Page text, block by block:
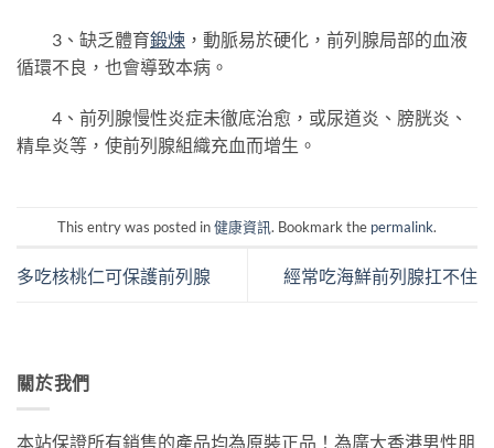
3、缺乏體育鍛煉 ，動脈易於硬化，前列腺局部的血液
循環不良，也會導致本病。
4、前列腺慢性炎症未徹底治愈，或尿道炎、膀胱炎、
精阜炎等，使前列腺組織充血而增生。
This entry was posted in健康資訊. Bookmark the permalink.
多吃核桃仁可保護前列腺 經常吃海鮮前列腺扛不住
關於我們
本站保證所有銷售的產品均為原裝正品！為廣大香港男性朋